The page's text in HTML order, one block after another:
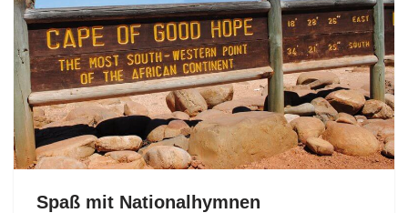
Spaß mit Nationalhymnen